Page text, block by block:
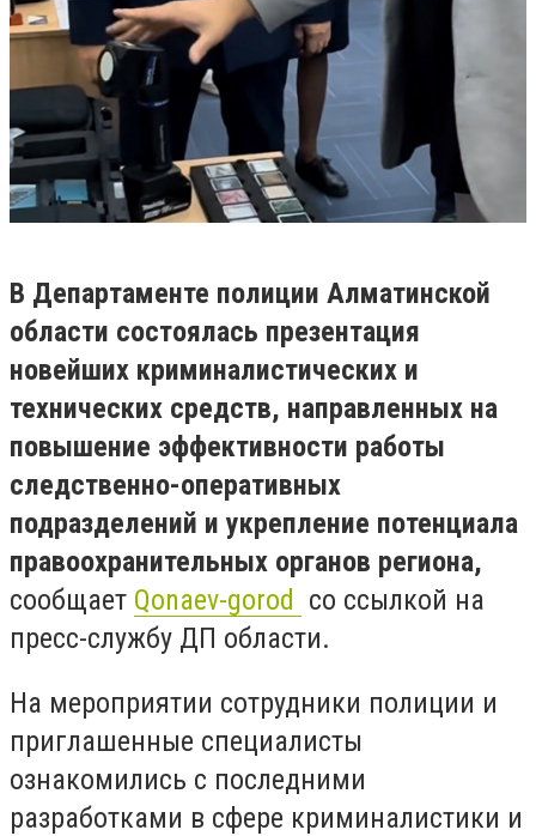
В Департаменте полиции Алматинской
области состоялась презентация
новейших криминалистических и
технических средств, направленных на
повышение эффективности работы
следственно-оперативных
подразделений и укрепление потенциала
правоохранительных органов региона,
сообщает Qonaev-gorod со ссылкой на
пресс-службу ДП области.
На мероприятии сотрудники полиции и
приглашенные специалисты
ознакомились с последними
разработками в сфере криминалистики и